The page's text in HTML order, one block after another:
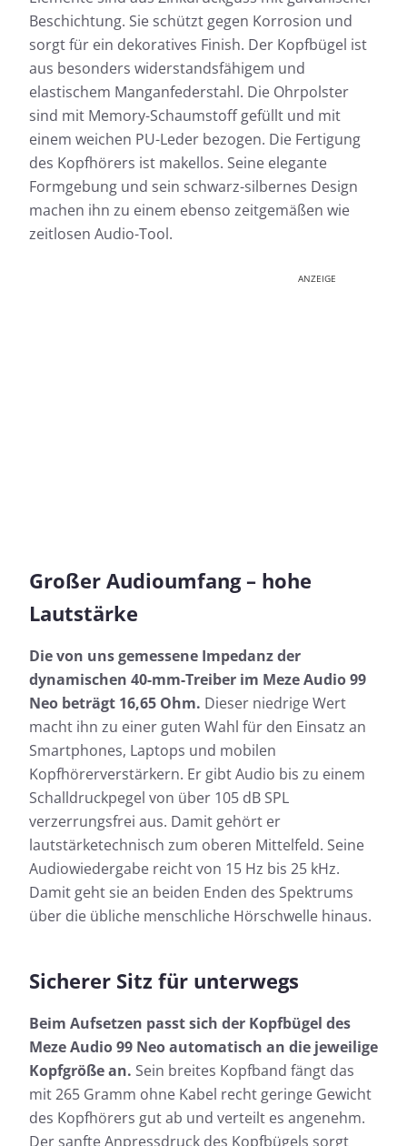
Beschichtung. Sie schützt gegen Korrosion und
sorgt für ein dekoratives Finish. Der Kopfbügel ist
aus besonders widerstandsfähigem und
elastischem Manganfederstahl. Die Ohrpolster
sind mit Memory-Schaumstoff gefüllt und mit
einem weichen PU-Leder bezogen. Die Fertigung
des Kopfhörers ist makellos. Seine elegante
Formgebung und sein schwarz-silbernes Design
machen ihn zu einem ebenso zeitgemäßen wie
zeitlosen Audio-Tool.
ANZEIGE
Großer Audioumfang – hohe
Lautstärke
Die von uns gemessene Impedanz der
dynamischen 40-mm-Treiber im Meze Audio 99
Neo beträgt 16,65 Ohm. Dieser niedrige Wert
macht ihn zu einer guten Wahl für den Einsatz an
Smartphones, Laptops und mobilen
Kopfhörerverstärkern. Er gibt Audio bis zu einem
Schalldruckpegel von über 105 dB SPL
verzerrungsfrei aus. Damit gehört er
lautstärketechnisch zum oberen Mittelfeld. Seine
Audiowiedergabe reicht von 15 Hz bis 25 kHz.
Damit geht sie an beiden Enden des Spektrums
über die übliche menschliche Hörschwelle hinaus.
Sicherer Sitz für unterwegs
Beim Aufsetzen passt sich der Kopfbügel des
Meze Audio 99 Neo automatisch an die jeweilige
Kopfgröße an. Sein breites Kopfband fängt das
mit 265 Gramm ohne Kabel recht geringe Gewicht
des Kopfhörers gut ab und verteilt es angenehm.
Der sanfte Anpressdruck des Kopfbügels sorgt